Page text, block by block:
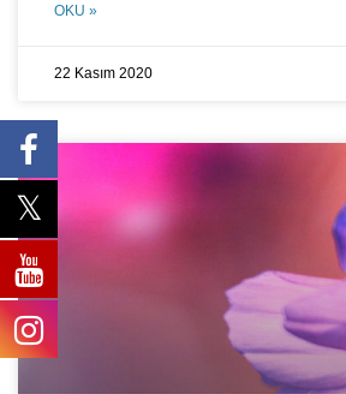
OKU »
22 Kasım 2020